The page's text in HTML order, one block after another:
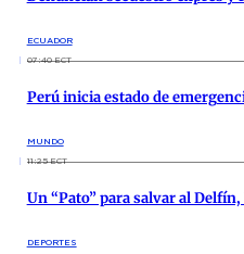
ECUADOR
07:40 ECT
Perú inicia estado de
MUNDO
11:25 ECT
Un “Pato” para salvar al
DEPORTES